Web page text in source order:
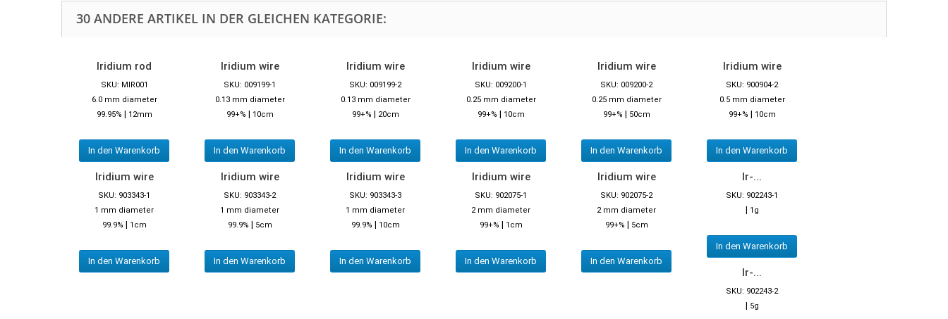
30 ANDERE ARTIKEL IN DER GLEICHEN KATEGORIE:
Iridium rod
SKU: MIR001
6.0 mm diameter
99.95% | 12mm
In den Warenkorb
Iridium wire
SKU: 009199-1
0.13 mm diameter
99+% | 10cm
In den Warenkorb
Iridium wire
SKU: 009199-2
0.13 mm diameter
99+% | 20cm
In den Warenkorb
Iridium wire
SKU: 009200-1
0.25 mm diameter
99+% | 10cm
In den Warenkorb
Iridium wire
SKU: 009200-2
0.25 mm diameter
99+% | 50cm
In den Warenkorb
Iridium wire
SKU: 900904-2
0.5 mm diameter
99+% | 10cm
In den Warenkorb
Iridium wire
SKU: 903343-1
1 mm diameter
99.9% | 1cm
In den Warenkorb
Iridium wire
SKU: 903343-2
1 mm diameter
99.9% | 5cm
In den Warenkorb
Iridium wire
SKU: 903343-3
1 mm diameter
99.9% | 10cm
In den Warenkorb
Iridium wire
SKU: 902075-1
2 mm diameter
99+% | 1cm
In den Warenkorb
Iridium wire
SKU: 902075-2
2 mm diameter
99+% | 5cm
In den Warenkorb
Ir-...
SKU: 902243-1
| 1g
In den Warenkorb
Ir-...
SKU: 902243-2
| 5g